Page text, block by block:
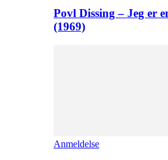
Povl Dissing – Jeg er
(1969)
Anmeldelse